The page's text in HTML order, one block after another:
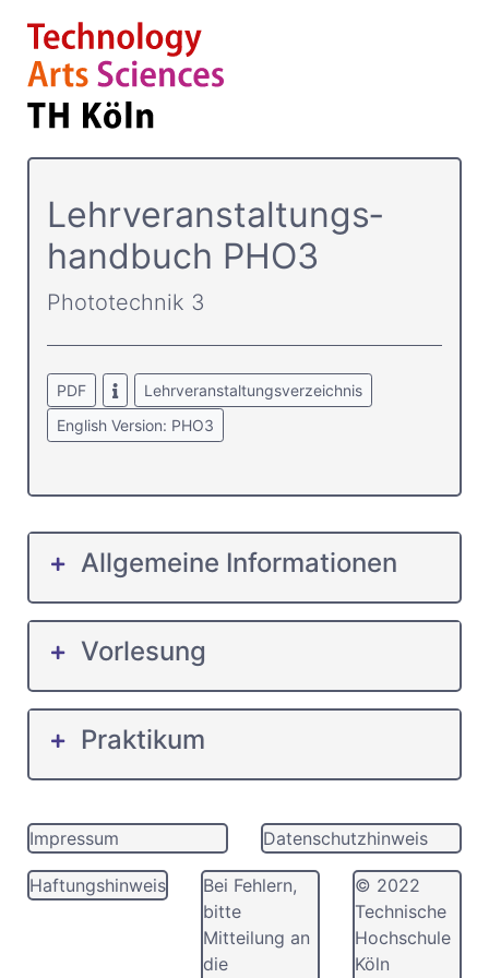
Lehrver­anstaltungs­
handbuch PHO3
Phototechnik 3
PDF
Lehrveranstaltungsverzeichnis
English Version: PHO3
Allgemeine Informationen
Vorlesung
Praktikum
Impressum Datenschutzhinweis
Haftungshinweis
Bei Fehlern,
bitte
Mitteilung an
die
© 2022
Technische
Hochschule
Köln